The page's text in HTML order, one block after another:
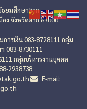
ธยมศึกษาตาก
อง จังหวัดตาก 63000
ารเงิน 083-8728111 กลุ่ม
083-8730111
กลุ่มบริหารงานบุคคล
2938738
E-mail: